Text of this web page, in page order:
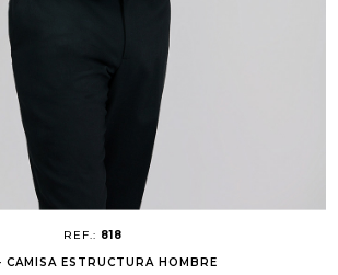
REF.: 818
CAMISA ESTRUCTURA HOMBRE